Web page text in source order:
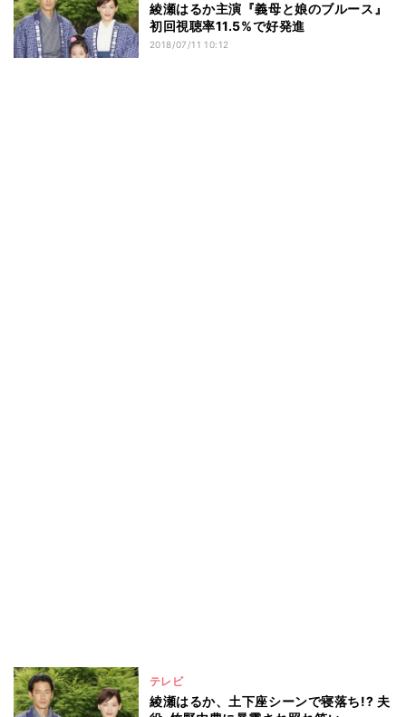
綾瀬はるか主演『義母と娘のブルース』
初回視聴率11.5%で好発進
2018/07/11 10:12
テレビ
綾瀬はるか、土下座シーンで寝落ち!? 夫